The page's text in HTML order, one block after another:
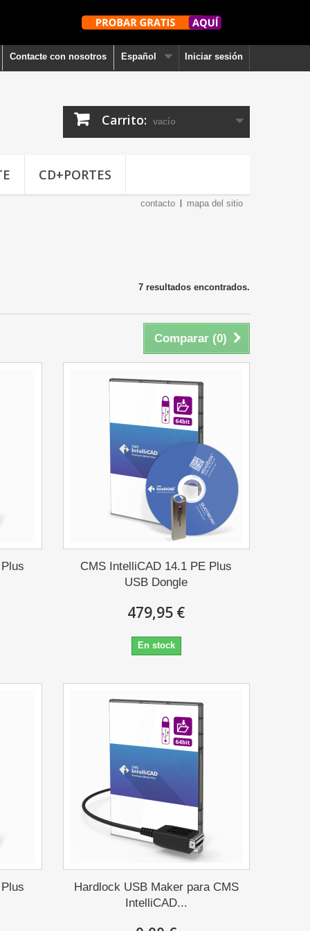
Iniciar sesión
Español
Contacte con nosotros
Carrito: vacío
CD+PORTES
contacto mapa del sitio
7 resultados encontrados.
Comparar (0)
CMS IntelliCAD 14.1 PE Plus
USB Dongle
479,95 €
En stock
Hardlock USB Maker para CMS
IntelliCAD...